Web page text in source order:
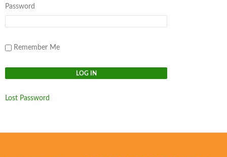
Password
Remember Me
Lost Password